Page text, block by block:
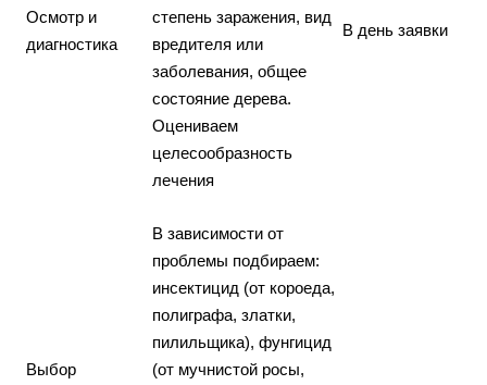
Осмотр и
диагностика
степень заражения, вид
вредителя или
заболевания, общее
состояние дерева.
Оцениваем
целесообразность
лечения
В день заявки
Выбор
В зависимости от
проблемы подбираем:
инсектицид (от короеда,
полиграфа, златки,
пилильщика), фунгицид
(от мучнистой росы,